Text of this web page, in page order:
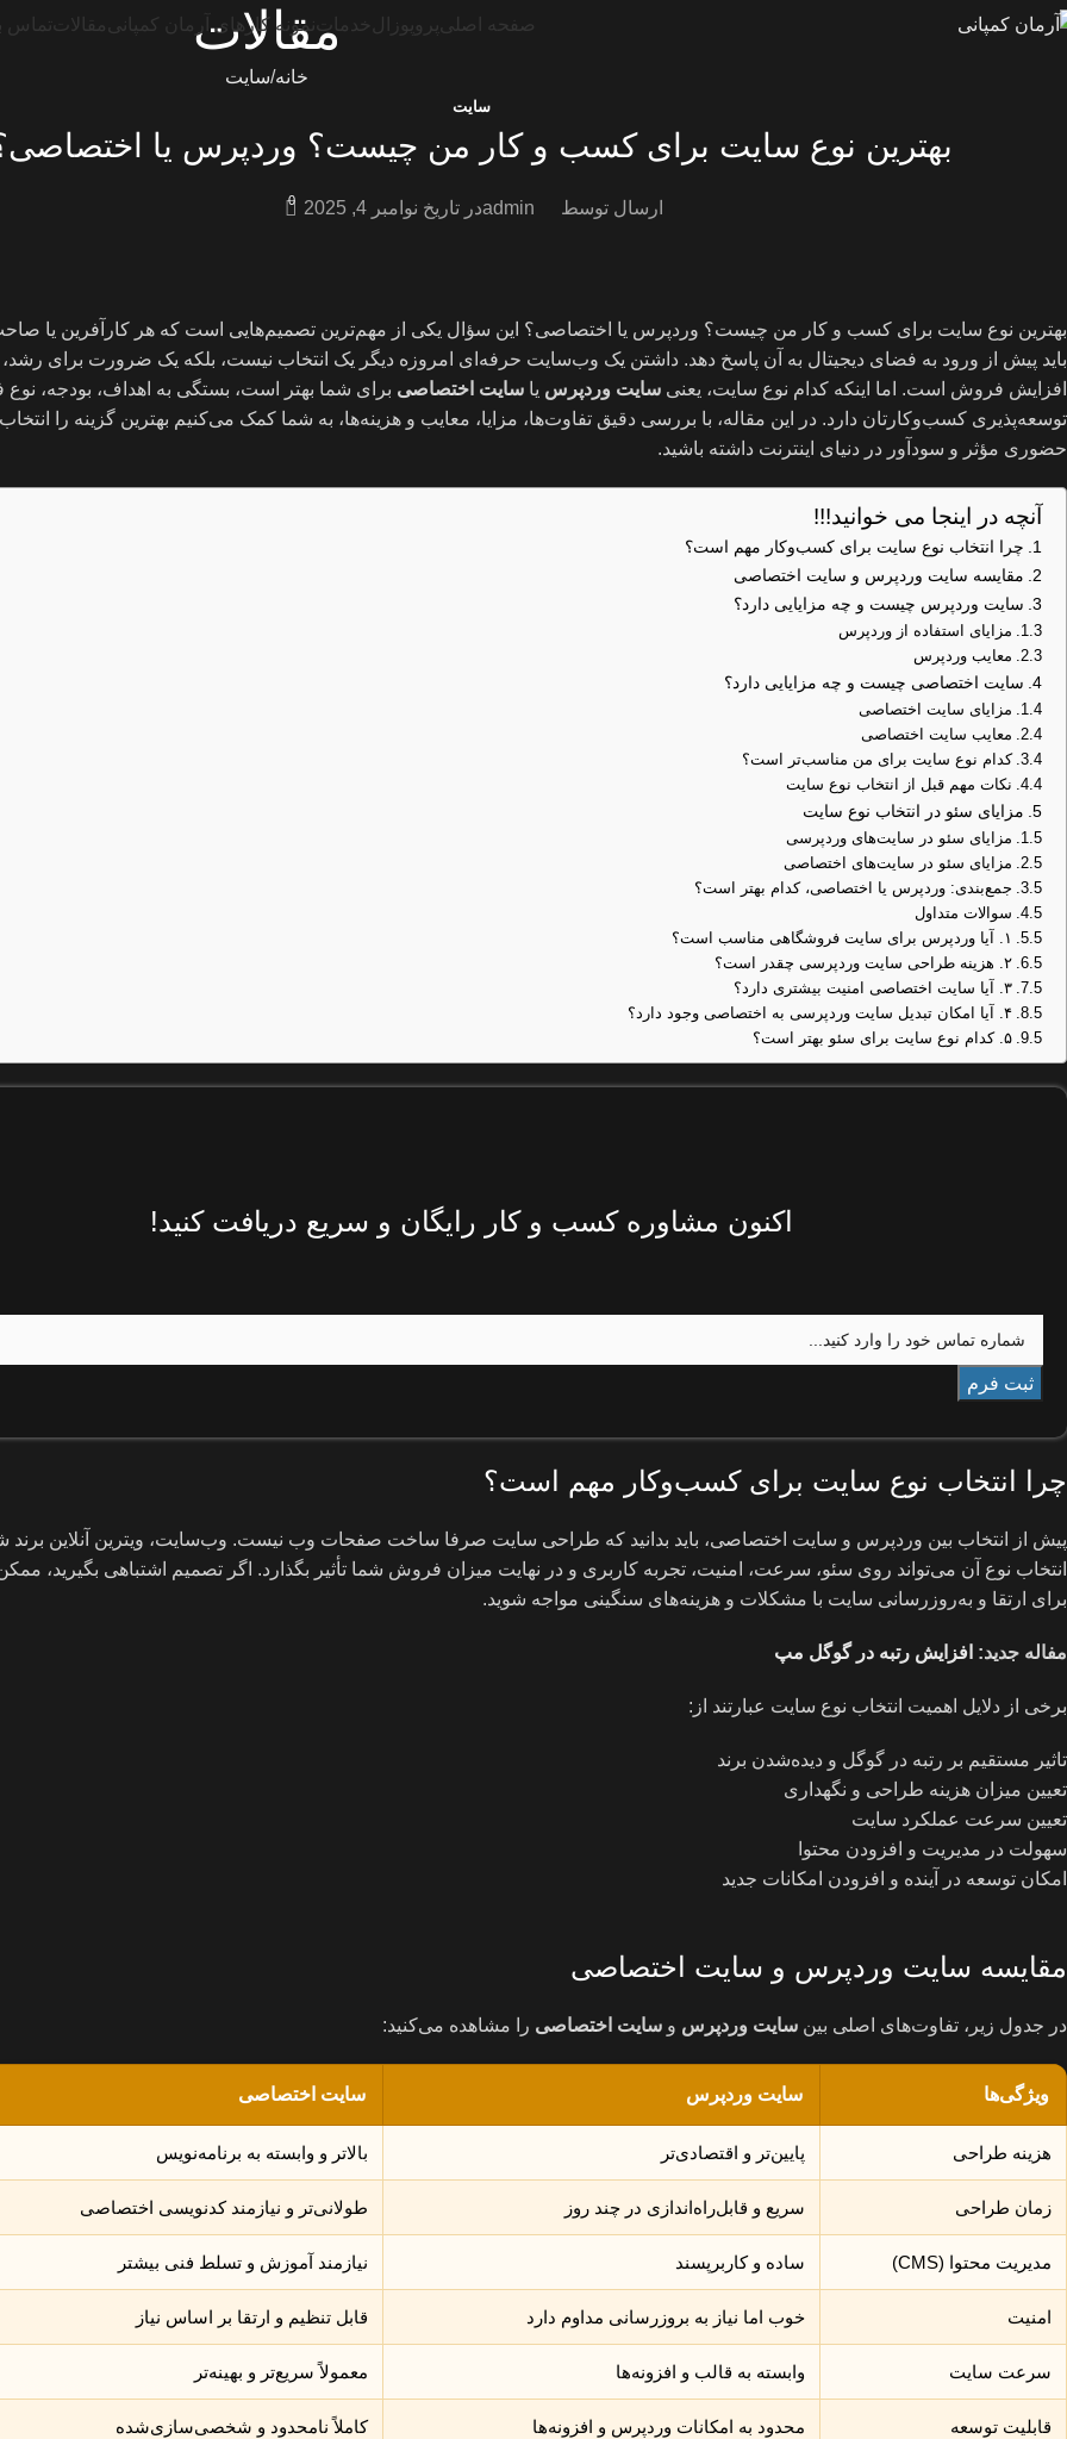
صفحه اصلی پروپوزال خدماتنمونه کارهای آرمان کمپانی مقالاتتماس مقالات
خانه سایت
سایت
بهترین نوع سایت برای کسب‌ و کار من چیست؟ وردپرس یا
ارسال توسط adminدر تاریخ نوامبر 4, 2025 0
بهترین نوع سایت برای کسب‌ و کار من چیست؟ وردپرس یا اختصاصی؟ این سؤال یکی از مهم‌ترین تصمیم‌هایی است که هر کارآفرین یا
باید پیش از ورود به فضای دیجیتال به آن پاسخ دهد. داشتن یک وب‌سایت حرفه‌ای امروزه دیگر یک انتخاب نیست، بلکه یک ضرورت برای
افزایش فروش است. اما اینکه کدام نوع سایت، یعنی سایت وردپرس یا سایت اختصاصی برای شما بهتر است، بستگی به اهداف، بودجه، نوع
توسعه‌پذیری کسب‌وکارتان دارد. در این مقاله، با بررسی دقیق تفاوت‌ها، مزایا، معایب و هزینه‌ها، به شما کمک می‌کنیم بهترین گزینه را انتخاب
حضوری مؤثر و سودآور در دنیای اینترنت داشته باشید.
آنچه در اینجا می خوانید!!!
چرا انتخاب نوع سایت برای کسب‌وکار مهم است؟
مقایسه سایت وردپرس و سایت اختصاصی
سایت وردپرس چیست و چه مزایایی دارد؟
مزایای استفاده از وردپرس
معایب وردپرس
سایت اختصاصی چیست و چه مزایایی دارد؟
مزایای سایت اختصاصی
معایب سایت اختصاصی
کدام نوع سایت برای من مناسب‌تر است؟
نکات مهم قبل از انتخاب نوع سایت
مزایای سئو در انتخاب نوع سایت
مزایای سئو در سایت‌های وردپرسی
مزایای سئو در سایت‌های اختصاصی
جمع‌بندی: وردپرس یا اختصاصی، کدام بهتر است؟
سوالات متداول
۱. آیا وردپرس برای سایت فروشگاهی مناسب است؟
۲. هزینه طراحی سایت وردپرسی چقدر است؟
۳. آیا سایت اختصاصی امنیت بیشتری دارد؟
۴. آیا امکان تبدیل سایت وردپرسی به اختصاصی وجود دارد؟
۵. کدام نوع سایت برای سئو بهتر است؟
اکنون مشاوره کسب و کار رایگان و سریع دریافت کنید!
چرا انتخاب نوع سایت برای کسب‌وکار مهم است؟
پیش از انتخاب بین وردپرس و سایت اختصاصی، باید بدانید که طراحی سایت صرفا ساخت صفحات وب نیست. وب‌سایت، ویترین آنلاین
انتخاب نوع آن می‌تواند روی سئو، سرعت، امنیت، تجربه کاربری و در نهایت میزان فروش شما تأثیر بگذارد. اگر تصمیم اشتباهی بگیرید،
برای ارتقا و به‌روزرسانی سایت با مشکلات و هزینه‌های سنگینی مواجه شوید.
مفاله جدید: افزایش رتبه در گوگل مپ
برخی از دلایل اهمیت انتخاب نوع سایت عبارتند از:
تاثیر مستقیم بر رتبه در گوگل و دیده‌شدن برند
تعیین میزان هزینه طراحی و نگهداری
تعیین سرعت عملکرد سایت
سهولت در مدیریت و افزودن محتوا
امکان توسعه در آینده و افزودن امکانات جدید
مقایسه سایت وردپرس و سایت اختصاصی
در جدول زیر، تفاوت‌های اصلی بین سایت وردپرس و سایت اختصاصی را مشاهده می‌کنید:
ویژگی‌ها سایت وردپرس سایت اختصاصی
هزینه طراحی پایین‌تر و اقتصادی‌تر بالاتر و وابسته به برنامه‌نویس
زمان طراحی سریع و قابل‌راه‌اندازی در چند روز طولانی‌تر و نیازمند کدنویسی اختصاصی
مدیریت محتوا (CMS) ساده و کاربرپسند نیازمند آموزش و تسلط فنی بیشتر
امنیت خوب اما نیاز به بروزرسانی مداوم دارد قابل تنظیم و ارتقا بر اساس نیاز
سرعت سایت وابسته به قالب و افزونه‌ها معمولاً سریع‌تر و بهینه‌تر
قابلیت توسعه محدود به امکانات وردپرس و افزونه‌ها کاملاً نامحدود و شخصی‌سازی‌شده